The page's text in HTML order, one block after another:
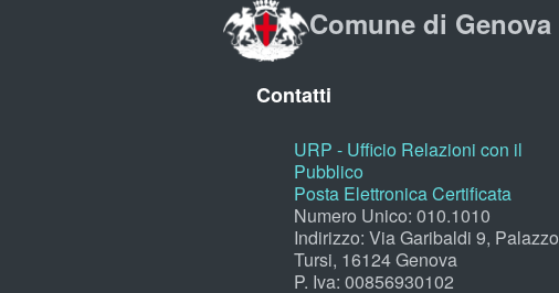
Comune di Genova
Contatti
URP - Ufficio Relazioni con il
Pubblico
Posta Elettronica Certificata
Numero Unico: 010.1010
Indirizzo: Via Garibaldi 9, Palazzo
Tursi, 16124 Genova
P. Iva: 00856930102